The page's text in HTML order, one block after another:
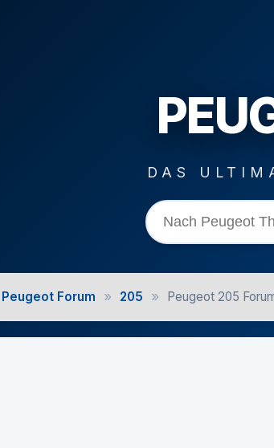
DAS
Peugeot Forum » 205 » Peugeot 205